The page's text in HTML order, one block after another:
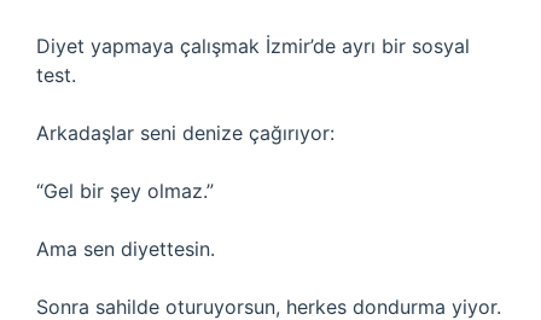
Diyet yapmaya çalışmak İzmir’de ayrı bir sosyal
test.
Arkadaşlar seni denize çağırıyor:
“Gel bir şey olmaz.”
Ama sen diyettesin.
Sonra sahilde oturuyorsun, herkes dondurma yiyor.